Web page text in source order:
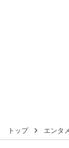
トップ エンタ